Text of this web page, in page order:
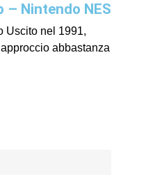
– Nintendo NES
Uscito nel 1991,
abbastanza